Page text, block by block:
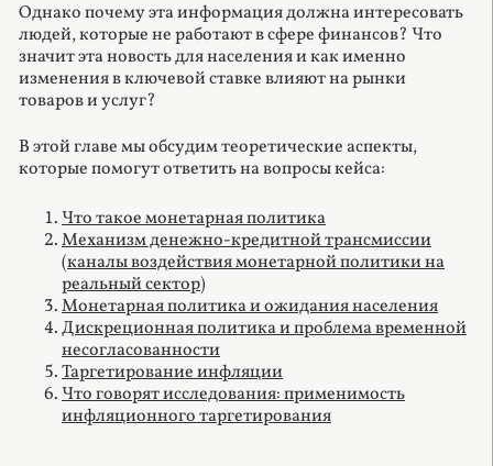
Однако почему эта информация должна интересовать
людей, которые не работают в сфере финансов? Что
значит эта новость для населения и как именно
изменения в ключевой ставке влияют на рынки
товаров и услуг?
В этой главе мы обсудим теоретические аспекты,
которые помогут ответить на вопросы кейса:
Что такое монетарная политика
Механизм денежно-кредитной трансмиссии
(каналы воздействия монетарной политики на
реальный сектор)
Монетарная политика и ожидания населения
Дискреционная политика и проблема временной
несогласованности
Таргетирование инфляции
Что говорят исследования: применимость
инфляционного таргетирования